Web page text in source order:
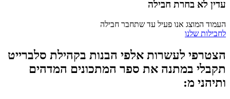
עדין לא בחרת חבילה
העמוד המוצג אנו פעיל עד שתחבר חבילה
לחבילות שלנו
הצטרפי לעשרות אלפי הבנות בקהילת סלברייט
תקבלי במתנה את ספר המתכונים המדהים
ותיהני מ: